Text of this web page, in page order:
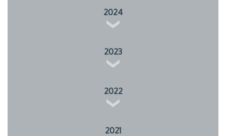
2024
2023
2022
2021